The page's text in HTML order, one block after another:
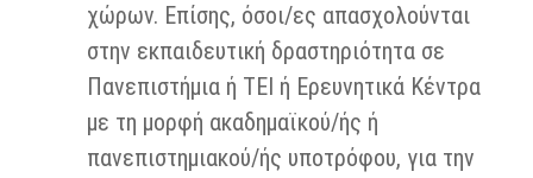
χώρων. Επίσης, όσοι/ες απασχολούνται
στην εκπαιδευτική δραστηριότητα σε
Πανεπιστήμια ή ΤΕΙ ή Ερευνητικά Κέντρα
με τη μορφή ακαδημαϊκού/ής ή
πανεπιστημιακού/ής υποτρόφου, για την